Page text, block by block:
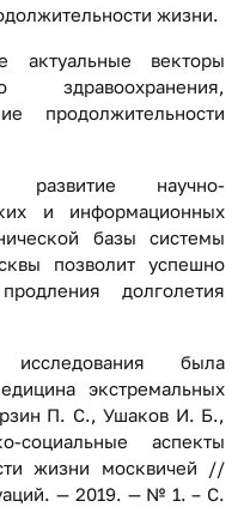
жизни.
актуальные векторы
здравоохранения,
продолжительности
развитие научно-
и информационных
базы системы
позволит успешно
долголетия
была
экстремальных
П. С., Ушаков И. Б.,
аспекты
жизни москвичей //
— 2019. — № 1. – С.